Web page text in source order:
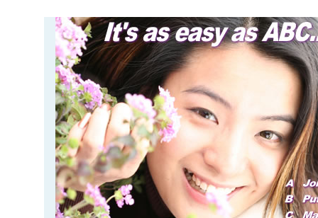
Spanisch